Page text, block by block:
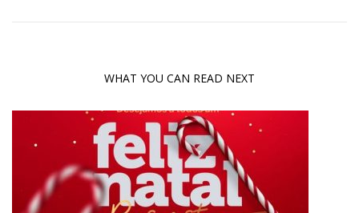
WHAT YOU CAN READ NEXT